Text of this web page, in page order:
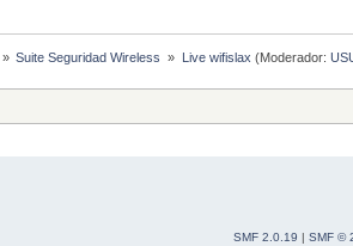
» Suite Seguridad Wireless » Live wifislax (Moderador:
SMF 2.0.19 | SMF ©